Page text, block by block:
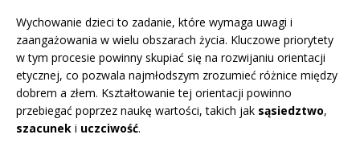
Wychowanie dzieci to zadanie, które wymaga uwagi i
zaangażowania w wielu obszarach życia. Kluczowe priorytety
w tym procesie powinny skupiać się na rozwijaniu orientacji
etycznej, co pozwala najmłodszym zrozumieć różnice między
dobrem a złem. Kształtowanie tej orientacji powinno
przebiegać poprzez naukę wartości, takich jak sąsiedztwo,
szacunek i uczciwość.